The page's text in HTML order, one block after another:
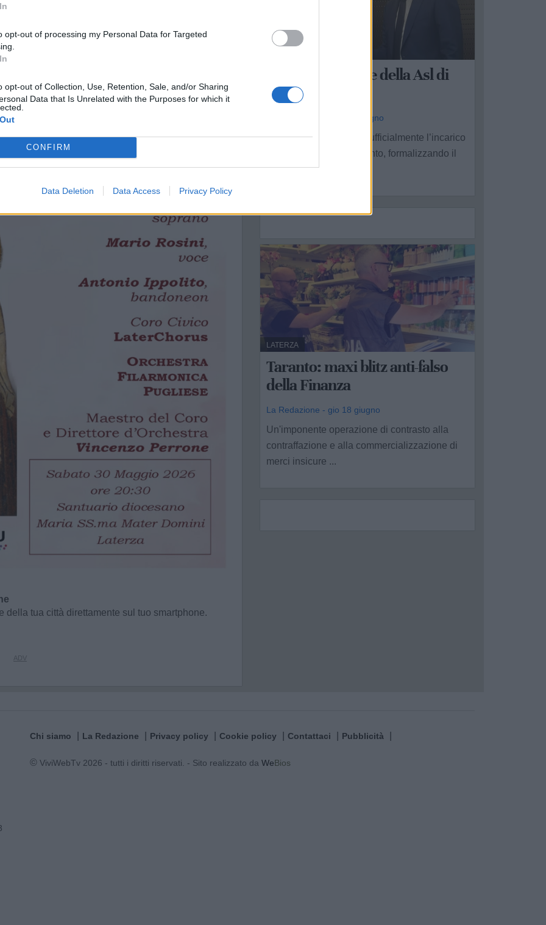
Data that Is Unrelated with the Purposes for which it
CONFIRM
Data Deletion Data Access Privacy Policy
della tua città direttamente sul tuo smartphone.
Cambio al vertice della Asl di
Taranto
La Redazione - mer 17 giugno
Vito Bavaro ha assunto ufficialmente l’incarico
alla guida della Asl Taranto, formalizzando il
passaggio di ...
LATERZA
Taranto: maxi blitz anti-falso
della Finanza
La Redazione - gio 18 giugno
Un'imponente operazione di contrasto alla
contraffazione e alla commercializzazione di
merci insicure ...
Chi siamo La Redazione Privacy policy Cookie policy Contattaci Pubblicità
© ViviWebTv 2026 - tutti i diritti riservati. - Sito realizzato da WeBios